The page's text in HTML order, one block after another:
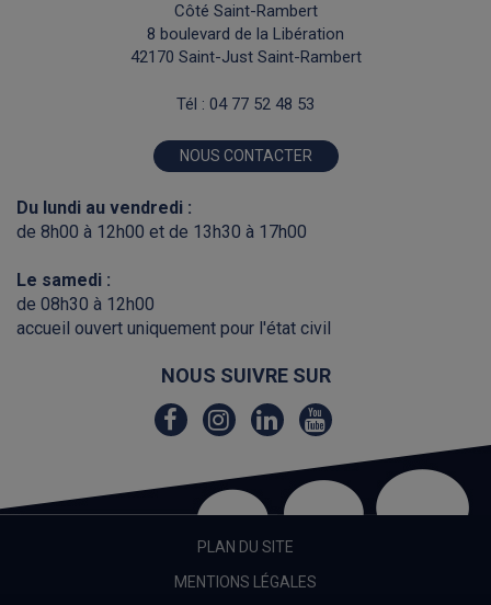
Côté Saint-Rambert
8 boulevard de la Libération
42170 Saint-Just Saint-Rambert
Tél : 04 77 52 48 53
NOUS CONTACTER
Du lundi au vendredi :
de 8h00 à 12h00 et de 13h30 à 17h00
Le samedi :
de 08h30 à 12h00
accueil ouvert uniquement pour l'état civil
NOUS SUIVRE SUR
Lien
vers
compte
Facebook
Lien
vers
compte
Instagram
Lien
vers
le
compte
Linkedin
Lien
la
chaîne
Youtube
PLAN DU SITE
MENTIONS LÉGALES